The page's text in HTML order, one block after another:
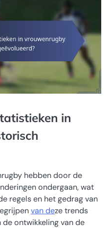
in
hebben door de
ondergaan, wat
regels en het gedrag van
van deze trends
ontwikkeling van de